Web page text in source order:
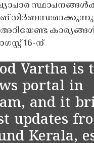
അറിയേണ്ട
16-ന്
Vartha is
portal in
and it
updates
Kerala,